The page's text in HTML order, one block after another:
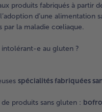
produits fabriqués à partir
d’une
par la maladie cœliaque.
e au gluten ?
spécialités fabriquées
produits sans gluten :